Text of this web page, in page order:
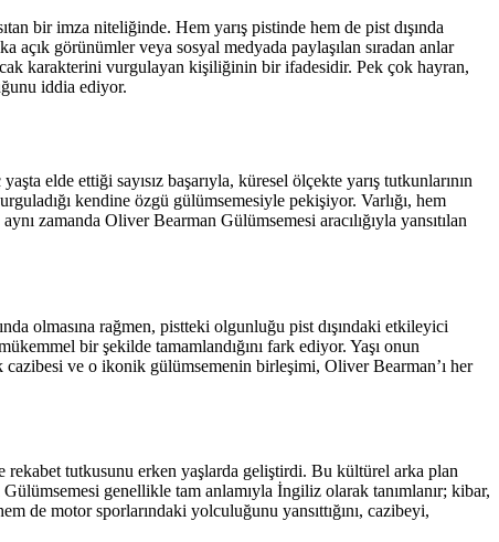
bir imza niteliğinde. Hem yarış pistinde hem de pist dışında
açık görünümler veya sosyal medyada paylaşılan sıradan anlar
karakterini vurgulayan kişiliğinin bir ifadesidir. Pek çok hayran,
iddia ediyor.
elde ettiği sayısız başarıyla, küresel ölçekte yarış tutkunlarının
kendine özgü gülümsemesiyle pekişiyor. Varlığı, hem
zamanda Oliver Bearman Gülümsemesi aracılığıyla yansıtılan
olmasına rağmen, pistteki olgunluğu pist dışındaki etkileyici
bir şekilde tamamlandığını fark ediyor. Yaşı onun
ve o ikonik gülümsemenin birleşimi, Oliver Bearman’ı her
rekabet tutkusunu erken yaşlarda geliştirdi. Bu kültürel arka plan
genellikle tam anlamıyla İngiliz olarak tanımlanır; kibar,
de motor sporlarındaki yolculuğunu yansıttığını, cazibeyi,